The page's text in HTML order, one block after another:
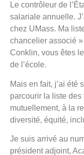
Le contrôleur de
salariale annuelle.
chez UMass. Ma
chancelier associé
Conklin, vous êtes
de l’école.
Mais en fait, j’ai été
parcourir la liste des
mutuellement, à la
diversité, équité,
Je suis arrivé au
président adjoint,